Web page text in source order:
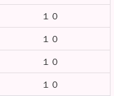
１０
１０
１０
１０